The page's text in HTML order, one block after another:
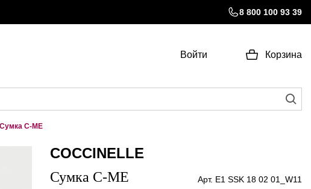
8 800 100 93 39
Войти Корзина
Сумка C-ME
COCCINELLE
Сумка C-ME Арт. E1 SSK 18 02 01_W11